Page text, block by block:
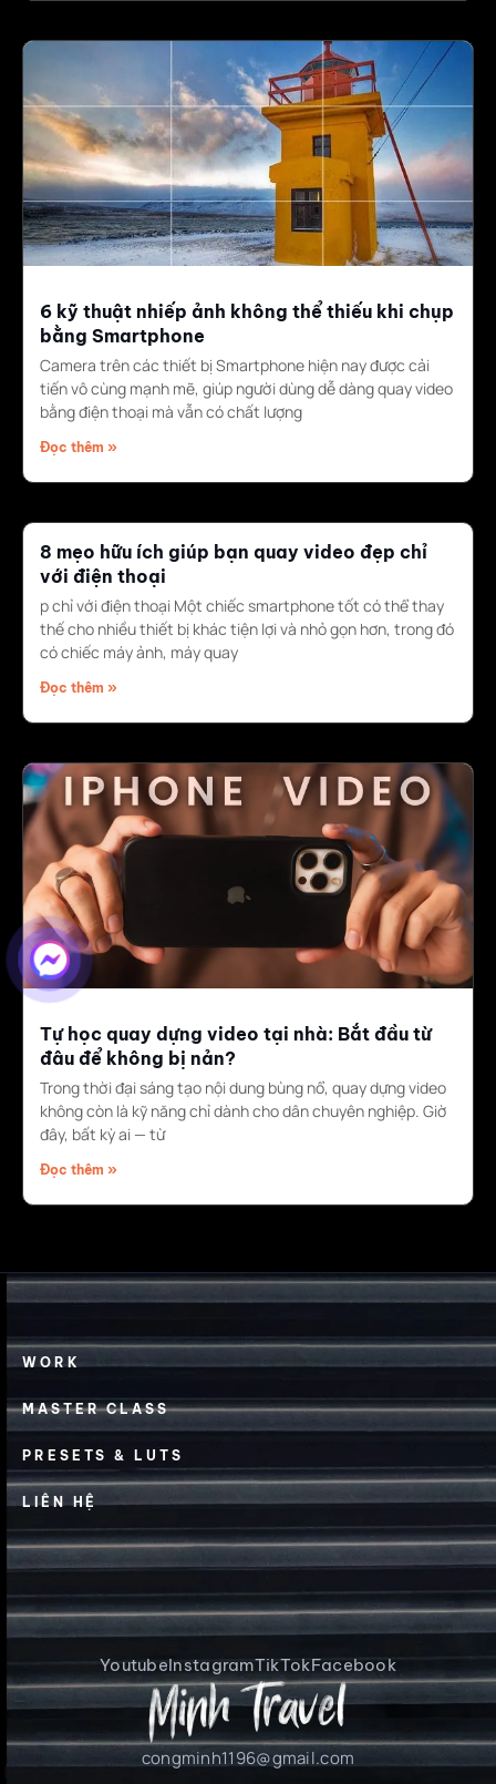
6 kỹ thuật nhiếp ảnh không thể thiếu khi chụp
bằng Smartphone
Camera trên các thiết bị Smartphone hiện nay được cải
tiến vô cùng mạnh mẽ, giúp người dùng dễ dàng quay video
bằng điện thoại mà vẫn có chất lượng
Đọc thêm »
8 mẹo hữu ích giúp bạn quay video đẹp chỉ
với điện thoại
p chỉ với điện thoại Một chiếc smartphone tốt có thể thay
thế cho nhiều thiết bị khác tiện lợi và nhỏ gọn hơn, trong đó
có chiếc máy ảnh, máy quay
Đọc thêm »
Tự học quay dựng video tại nhà: Bắt đầu từ
đâu để không bị nản?
Trong thời đại sáng tạo nội dung bùng nổ, quay dựng video
không còn là kỹ năng chỉ dành cho dân chuyên nghiệp. Giờ
đây, bất kỳ ai — từ
Đọc thêm »
WORK
MASTER CLASS
PRESETS & LUTS
LIÊN HỆ
YoutubeInstagramTikTokFacebook
congminh1196@gmail.com